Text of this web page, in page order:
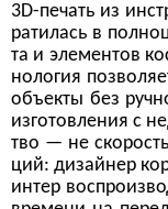
3D-печать из
ратилась в
та и элементов
нология
объекты без
изготовления с
тво — не
ций: дизайнер
интер